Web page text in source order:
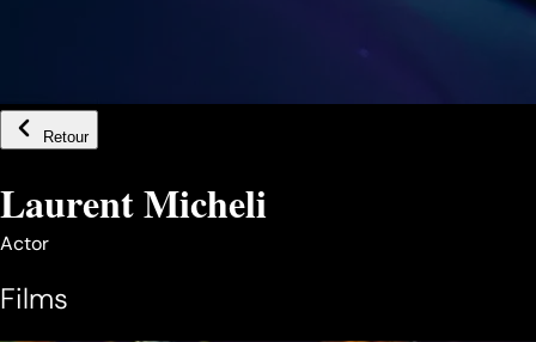
Retour
Laurent Micheli
Actor
Films